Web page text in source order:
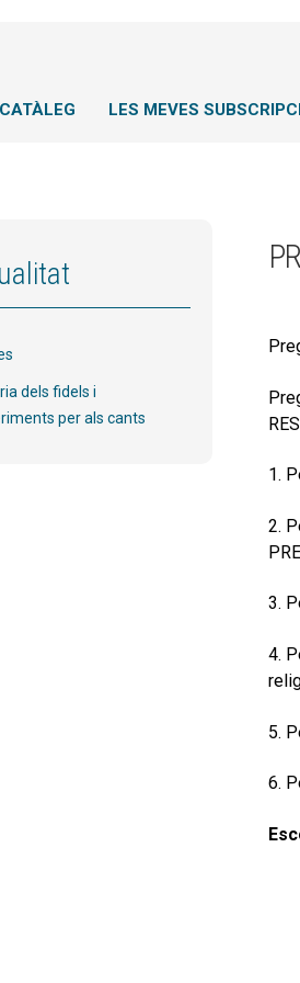
CATÀLEG LES MEVES
1.
2.
3.
4.
5.
6.
dels fidels i
per als cants